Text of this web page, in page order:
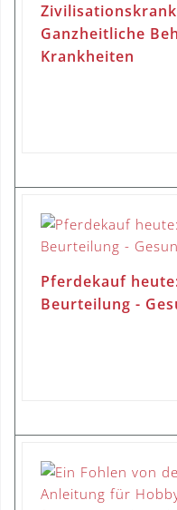
Ganzheitliche
Krankheiten
Pferdekauf
Beurteilung -